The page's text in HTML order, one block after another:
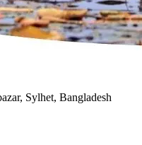
Sylhet, Bangladesh